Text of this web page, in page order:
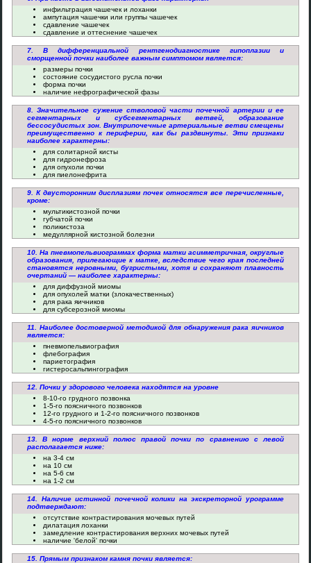
инфильтрация чашечек и лоханки
ампутация чашечки или группы чашечек
сдавление чашечек
сдавление и оттеснение чашечек
7. В дифференциальной рентгенодиагностике гипоплазии и
сморщенной почки наиболее важным симптомом является:
размеры почки
состояние сосудистого русла почки
форма почки
наличие нефрографической фазы
8. Значительное сужение стволовой части почечной артерии и ее
сегментарных и субсегментарных ветвей, образование
бессосудистых зон. Внутрипочечные артериальные ветви смещены
преимущественно к периферии, как бы раздвинуты. Эти признаки
наиболее характерны:
для солитарной кисты
для гидронефроза
для опухоли почки
для пиелонефрита
9. К двусторонним дисплазиям почек относятся все перечисленные,
кроме:
мультикистозной почки
губчатой почки
поликистоза
медуллярной кистозной болезни
10. На пневмопельвиограммах форма матки асимметричная, округлые
образования, прилегающие к матке, вследствие чего края последней
становятся неровными, бугристыми, хотя и сохраняют плавность
очертаний — наиболее характерны:
для диффузной миомы
для опухолей матки (злокачественных)
для рака яичников
для субсерозной миомы
11. Наиболее достоверной методикой для обнаружения рака яичников
является:
пневмопельвиография
флебография
париетография
гистеросальпингография
12. Почки у здорового человека находятся на уровне
8-10-го грудного позвонка
1-5-го поясничного позвонков
12-го грудного и 1-2-го поясничного позвонков
4-5-го поясничного позвонков
13. В норме верхний полюс правой почки по сравнению с левой
располагается ниже:
на 3-4 см
на 10 см
на 5-6 см
на 1-2 см
14. Наличие истинной почечной колики на экскреторной урограмме
подтверждают:
отсутствие контрастирования мочевых путей
дилатация лоханки
замедление контрастирования верхних мочевых путей
наличие 'белой' почки
15. Прямым признаком камня почки является: